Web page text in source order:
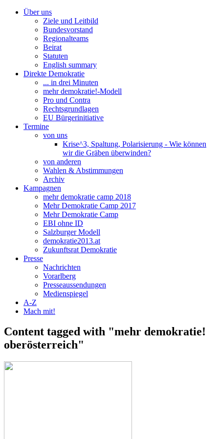
Über uns
Ziele und Leitbild
Bundesvorstand
Regionalteams
Beirat
Statuten
English summary
Direkte Demokratie
... in drei Minuten
mehr demokratie!-Modell
Pro und Contra
Rechtsgrundlagen
EU Bürgerinitiative
Termine
von uns
Krise^3, Spaltung, Polarisierung - Wie können
wir die Gräben überwinden?
von anderen
Wahlen & Abstimmungen
Archiv
Kampagnen
mehr demokratie camp 2018
Mehr Demokratie Camp 2017
Mehr Demokratie Camp
EBI ohne ID
Salzburger Modell
demokratie2013.at
Zukunftsrat Demokratie
Presse
Nachrichten
Vorarlberg
Presseaussendungen
Medienspiegel
A-Z
Mach mit!
Content tagged with "mehr demokratie!
oberösterreich"